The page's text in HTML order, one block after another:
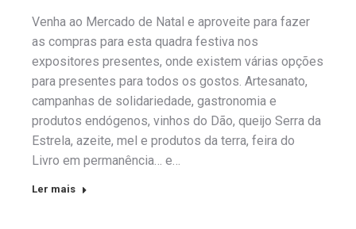
Venha ao Mercado de Natal e aproveite para fazer
as compras para esta quadra festiva nos
expositores presentes, onde existem várias opções
para presentes para todos os gostos. Artesanato,
campanhas de solidariedade, gastronomia e
produtos endógenos, vinhos do Dão, queijo Serra da
Estrela, azeite, mel e produtos da terra, feira do
Livro em permanência… e…
Ler mais